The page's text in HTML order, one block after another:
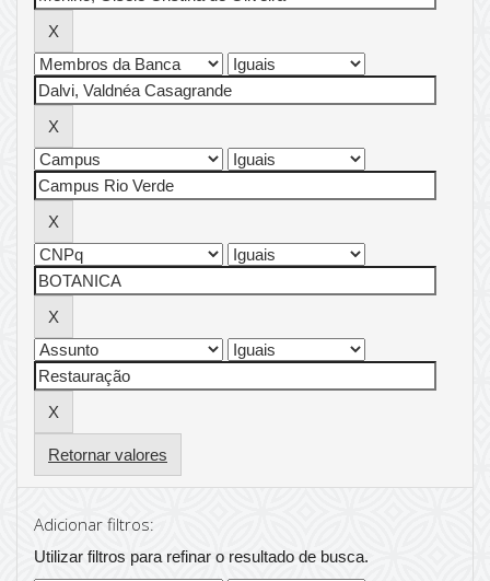
Retornar valores
Adicionar filtros:
Utilizar filtros para refinar o resultado de busca.